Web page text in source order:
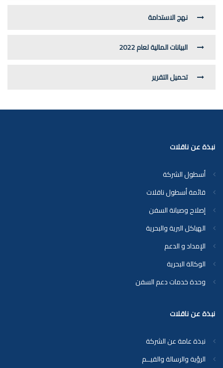
نهج الاستدامة
البيانات المالية لعام 2022
تحميل التقرير
نبذة عن ناقلات
أسطول الشركة
قائمة أسطول ناقلات
إصلاح وصيانة السفن
الهياكل البرية والبحرية
الإمداد و الدعم
الوكالة البحرية
وحدة خدمات دعم السفن
نبذة عن ناقلات
نبذة عامة عن الشركة
الرؤية والرسالة والقيــم